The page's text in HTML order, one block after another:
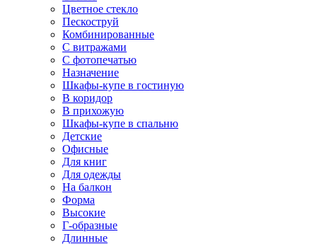
Цветное стекло
Пескоструй
Комбинированные
С витражами
С фотопечатью
Назначение
Шкафы-купе в гостиную
В коридор
В прихожую
Шкафы-купе в спальню
Детские
Офисные
Для книг
Для одежды
На балкон
Форма
Высокие
Г-образные
Длинные